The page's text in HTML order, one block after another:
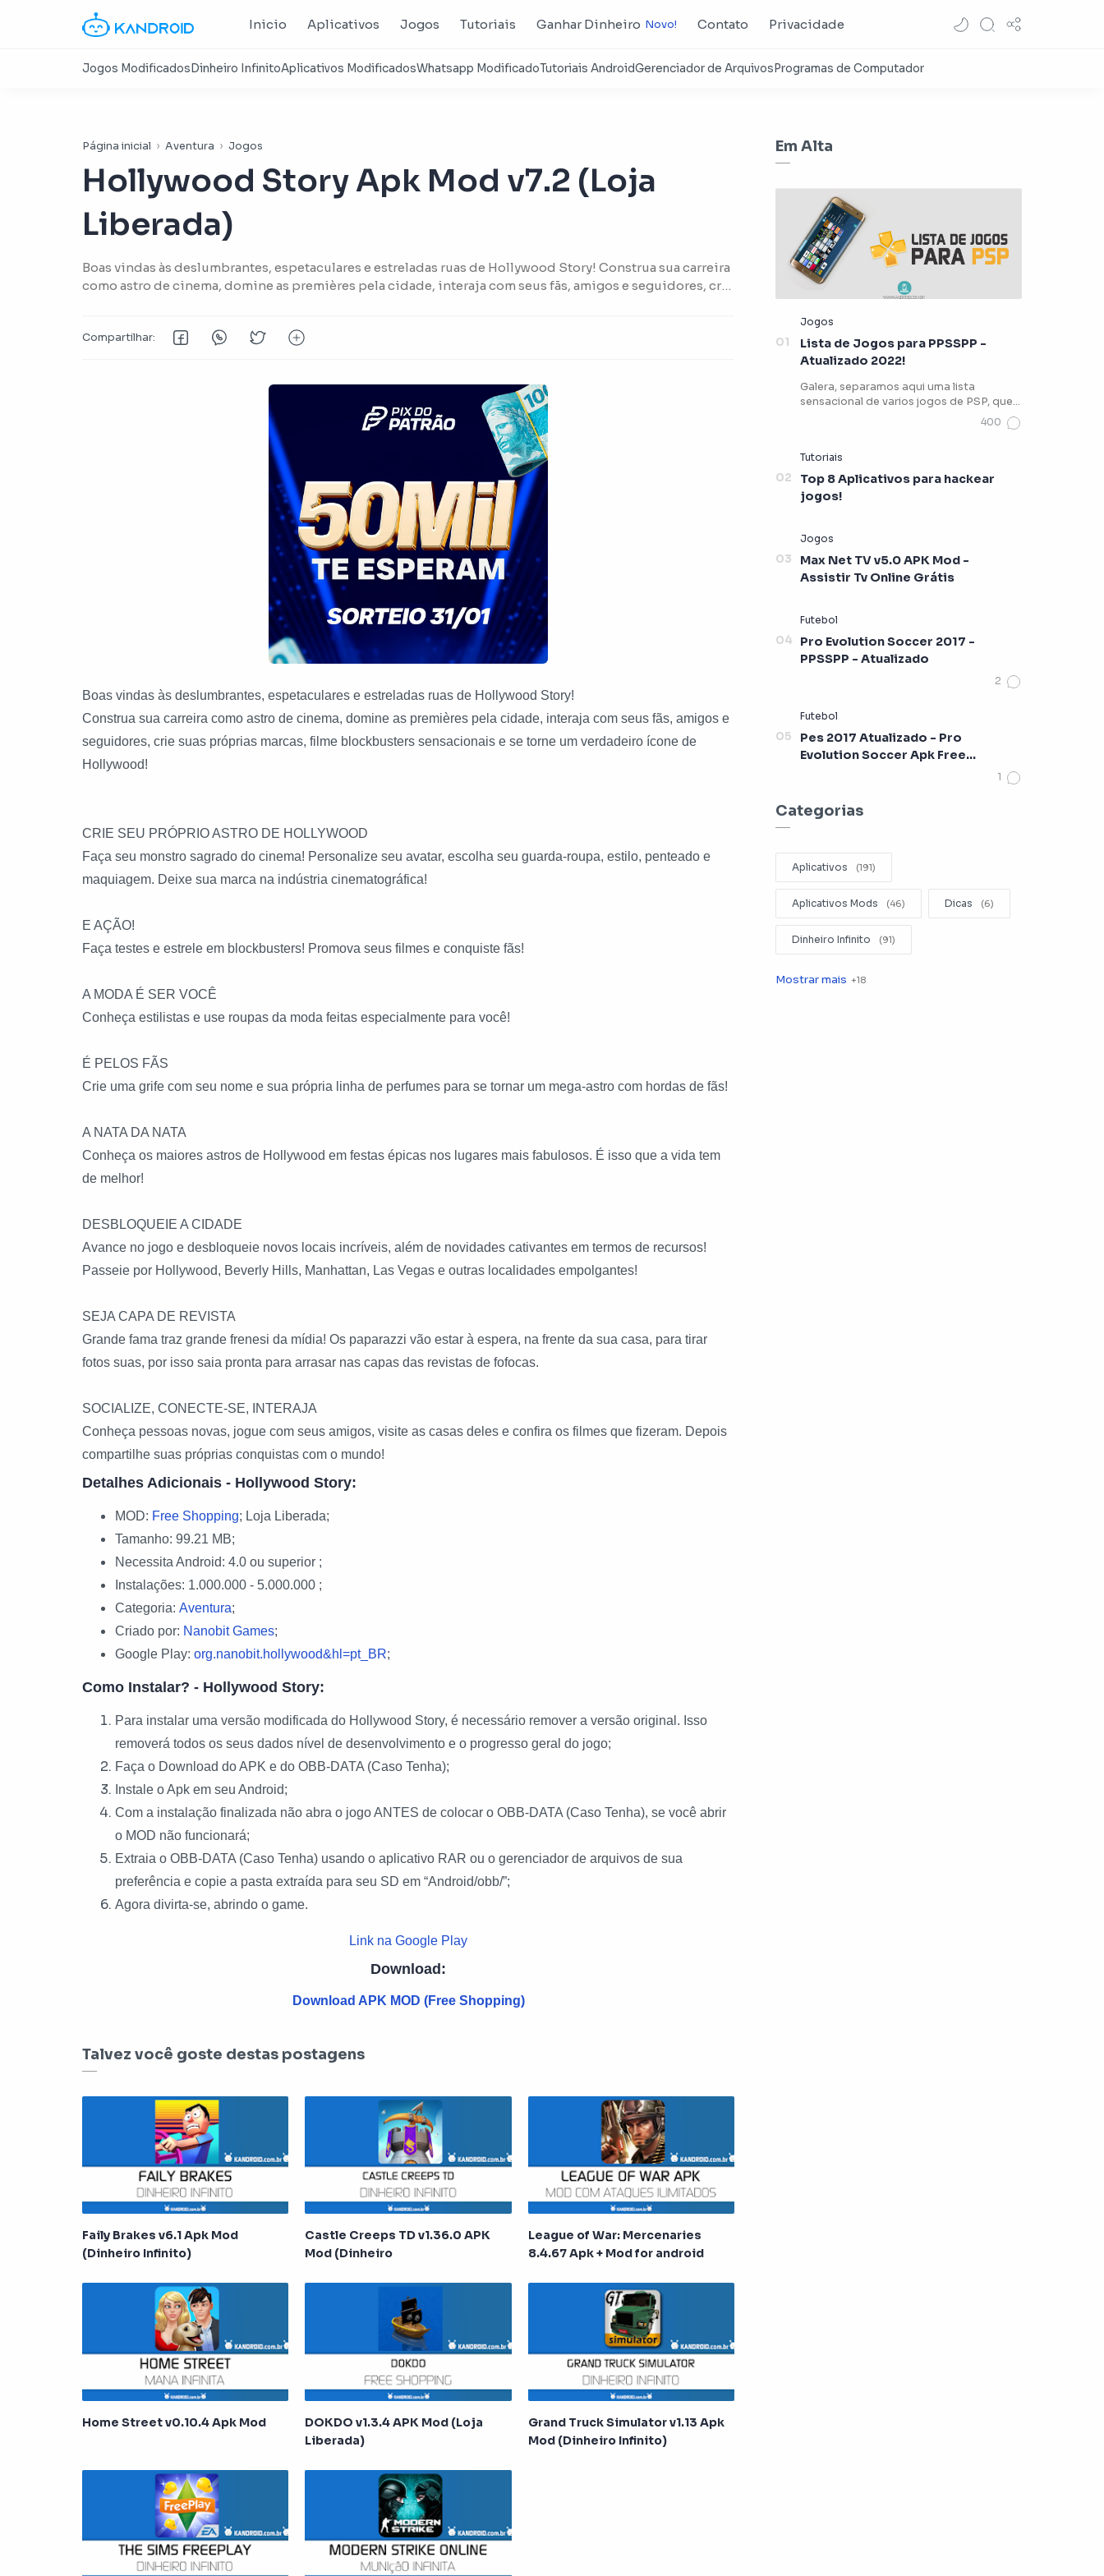
Inicio Aplicativos Jogos Tutoriais Ganhar Dinheiro Contato Privacidade
Página inicial Aventura Jogos
Hollywood Story Apk Mod v7.2 (Loja
Liberada)
Boas vindas às deslumbrantes, espetaculares e estreladas ruas de Hollywood Story! Construa sua carreira
como astro de cinema, domine as premières pela cidade, interaja com seus fãs, amigos e seguidores, crie
Boas vindas às deslumbrantes, espetaculares e estreladas ruas de Hollywood Story!
Construa sua carreira como astro de cinema, domine as premières pela cidade, interaja com seus fãs, amigos e
seguidores, crie suas próprias marcas, filme blockbusters sensacionais e se torne um verdadeiro ícone de
Hollywood!
CRIE SEU PRÓPRIO ASTRO DE HOLLYWOOD
Faça seu monstro sagrado do cinema! Personalize seu avatar, escolha seu guarda-roupa, estilo, penteado e
maquiagem. Deixe sua marca na indústria cinematográfica!
E AÇÃO!
Faça testes e estrele em blockbusters! Promova seus filmes e conquiste fãs!
A MODA É SER VOCÊ
Conheça estilistas e use roupas da moda feitas especialmente para você!
É PELOS FÃS
Crie uma grife com seu nome e sua própria linha de perfumes para se tornar um mega-astro com hordas de fãs!
A NATA DA NATA
Conheça os maiores astros de Hollywood em festas épicas nos lugares mais fabulosos. É isso que a vida tem
de melhor!
DESBLOQUEIE A CIDADE
Avance no jogo e desbloqueie novos locais incríveis, além de novidades cativantes em termos de recursos!
Passeie por Hollywood, Beverly Hills, Manhattan, Las Vegas e outras localidades empolgantes!
SEJA CAPA DE REVISTA
Grande fama traz grande frenesi da mídia! Os paparazzi vão estar à espera, na frente da sua casa, para tirar
fotos suas, por isso saia pronta para arrasar nas capas das revistas de fofocas.
SOCIALIZE, CONECTE-SE, INTERAJA
Conheça pessoas novas, jogue com seus amigos, visite as casas deles e confira os filmes que fizeram. Depois
compartilhe suas próprias conquistas com o mundo!
Detalhes Adicionais - Hollywood Story:
MOD: Free Shopping; Loja Liberada;
Tamanho: 99.21 MB;
Necessita Android: 4.0 ou superior ;
Instalações: 1.000.000 - 5.000.000 ;
Categoria: Aventura;
Criado por: Nanobit Games;
Google Play: org.nanobit.hollywood&hl=pt_BR;
Como Instalar? - Hollywood Story:
Para instalar uma versão modificada do Hollywood Story, é necessário remover a versão original. Isso
removerá todos os seus dados nível de desenvolvimento e o progresso geral do jogo;
Faça o Download do APK e do OBB-DATA (Caso Tenha);
Instale o Apk em seu Android;
Com a instalação finalizada não abra o jogo ANTES de colocar o OBB-DATA (Caso Tenha), se você abrir
o MOD não funcionará;
Extraia o OBB-DATA (Caso Tenha) usando o aplicativo RAR ou o gerenciador de arquivos de sua
preferência e copie a pasta extraída para seu SD em “Android/obb/”;
Agora divirta-se, abrindo o game.
Link na Google Play
Download:
Download APK MOD (Free Shopping)
Talvez você goste destas postagens
Faily Brakes v6.1 Apk Mod
(Dinheiro Infinito)
Castle Creeps TD v1.36.0 APK
Mod (Dinheiro
League of War: Mercenaries
8.4.67 Apk + Mod for android
Home Street v0.10.4 Apk Mod
DOKDO v1.3.4 APK Mod (Loja
Liberada)
Grand Truck Simulator v1.13 Apk
Mod (Dinheiro Infinito)
Em Alta
Lista de Jogos para PPSSPP -
Atualizado 2022!
Galera, separamos aqui uma lista
sensacional de varios jogos de PSP, que
Top 8 Aplicativos para hackear
jogos!
Max Net TV v5.0 APK Mod -
Assistir Tv Online Grátis
Pro Evolution Soccer 2017 -
PPSSPP - Atualizado
Pes 2017 Atualizado - Pro
Evolution Soccer Apk Free
Categorias
Aplicativos
Aplicativos Mods Dicas
Dinheiro Infinito
Editar Videos